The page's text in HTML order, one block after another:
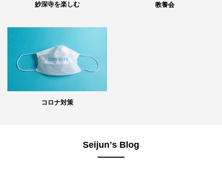
妙深寺を楽しむ 教養会
コロナ対策
Seijunʼs Blog